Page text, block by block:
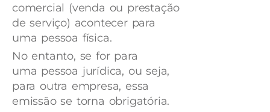
comercial (venda ou prestação
de serviço) acontecer para
uma pessoa física.
No entanto, se for para
uma pessoa jurídica, ou seja,
para outra empresa, essa
emissão se torna obrigatória.